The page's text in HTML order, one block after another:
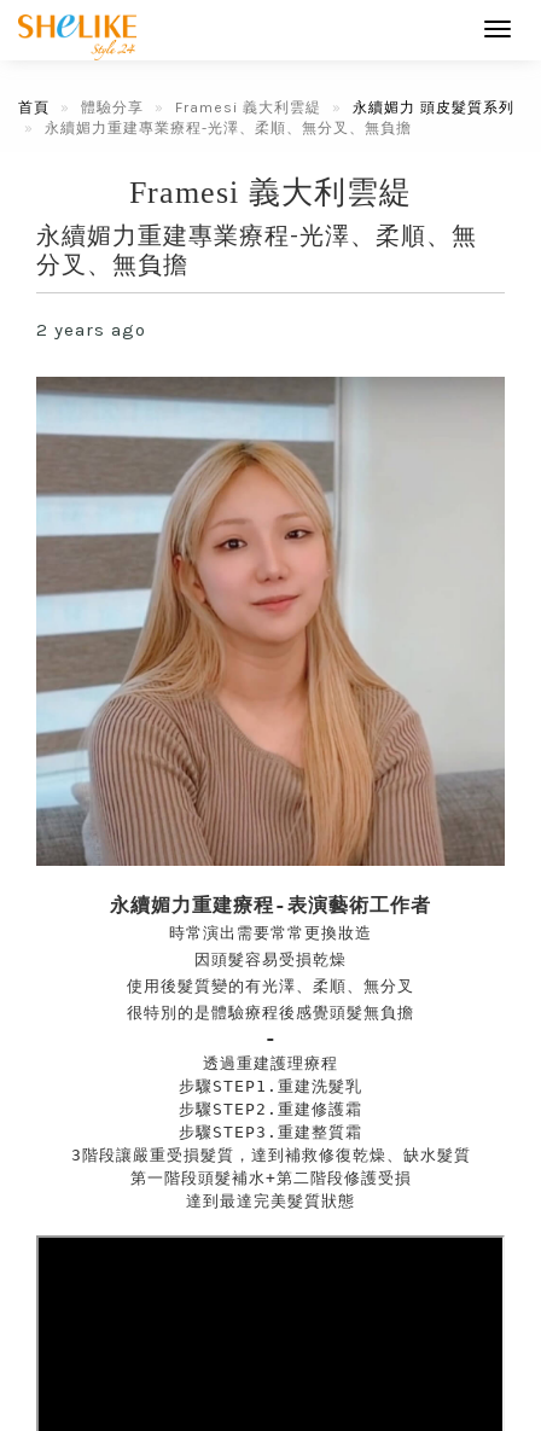
首頁 體驗分享 Framesi 義大利雲緹
永續媚力 頭皮髮質系列
永續媚力重建專業療程-光澤、柔順、無分叉、無負擔
Framesi 義大利雲緹
永續媚力重建專業療程-光澤、柔順、無
分叉、無負擔
2 years ago
永續媚力重建療程-表演藝術工作者
時常演出需要常常更換妝造
因頭髮容易受損乾燥
使用後髮質變的有光澤、柔順、 無分叉
很特別的是體驗療程後感覺頭髮無負擔
-
透過重建護理療程
步驟STEP1.重建洗髮乳
步驟STEP2.重建修護霜
步驟STEP3.重建整質霜
3階段讓嚴重受損髮質，達到補救修復乾燥、缺水髮質
第一階段頭髮補水+第二階段修護受損
達到最達完美髮質狀態